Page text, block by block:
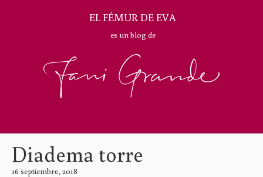
EL FÉMUR DE EVA
es un blog de
Diadema torre
16 septiembre, 2018